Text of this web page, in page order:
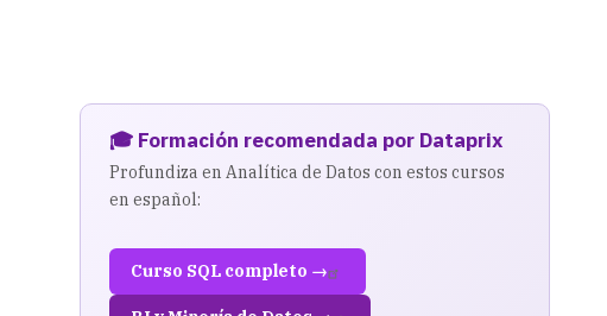
🎓 Formación recomendada por Dataprix
Profundiza en Analítica de Datos con estos cursos
en español:
Curso SQL completo →